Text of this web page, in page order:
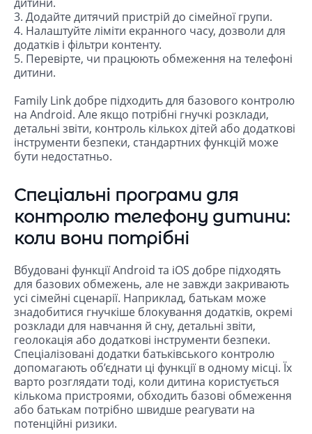
3. Додайте дитячий пристрій до сімейної групи.
4. Налаштуйте ліміти екранного часу, дозволи для
додатків і фільтри контенту.
5. Перевірте, чи працюють обмеження на телефоні
дитини.
Family Link добре підходить для базового контролю
на Android. Але якщо потрібні гнучкі розклади,
детальні звіти, контроль кількох дітей або додаткові
інструменти безпеки, стандартних функцій може
бути недостатньо.
Спеціальні програми для
контролю телефону дитини:
коли вони потрібні
Вбудовані функції Android та iOS добре підходять
для базових обмежень, але не завжди закривають
усі сімейні сценарії. Наприклад, батькам може
знадобитися гнучкіше блокування додатків, окремі
розклади для навчання й сну, детальні звіти,
геолокація або додаткові інструменти безпеки.
Спеціалізовані додатки батьківського контролю
допомагають об’єднати ці функції в одному місці. Їх
варто розглядати тоді, коли дитина користується
кількома пристроями, обходить базові обмеження
або батькам потрібно швидше реагувати на
потенційні ризики.